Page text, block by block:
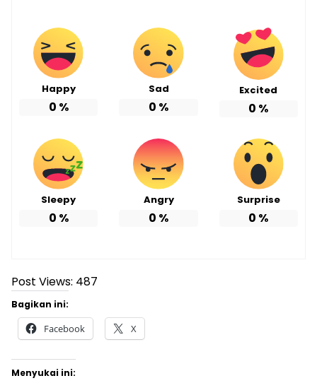
Happy
0 %
Sad
0 %
Excited
0 %
Sleepy
0 %
Angry
0 %
Surprise
0 %
Post Views: 487
Bagikan ini:
Facebook X
Menyukai ini: